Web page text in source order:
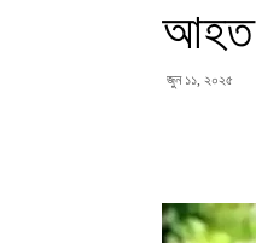
আহত
জুন ১১, ২০২৫